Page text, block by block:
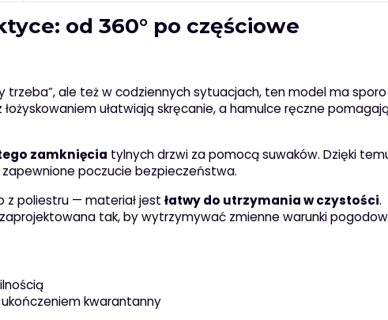
od 360° po częściowe
trzeba”, ale też w codziennych sytuacjach, ten model ma sporo
łożyskowaniem ułatwiają skręcanie, a hamulce ręczne
zamknięcia tylnych drzwi za pomocą suwaków. Dzięki
poczucie bezpieczeństwa.
z poliestru — materiał jest łatwy do utrzymania w czystości.
tak, by wytrzymywać zmienne warunki
kwarantanny